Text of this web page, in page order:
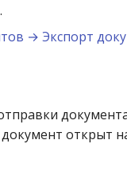
→ Экспорт
открыт